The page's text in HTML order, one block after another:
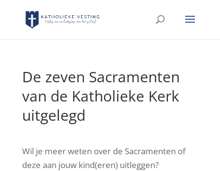
De zeven Sacramenten
van de Katholieke Kerk
uitgelegd
Wil je meer weten over de Sacramenten of
deze aan jouw kind(eren) uitleggen?